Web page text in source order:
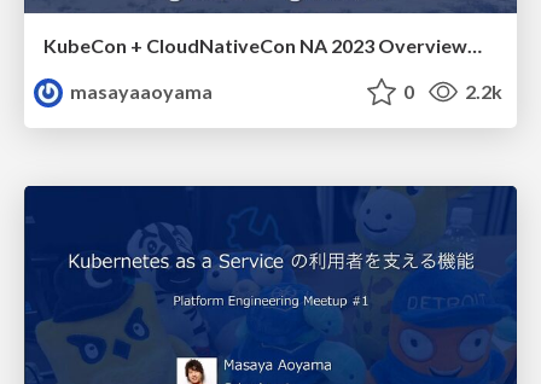
masayaaoyama
0 2.2k